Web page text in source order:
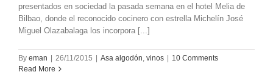
presentados en sociedad la pasada semana en el hotel Melia de
Bilbao, donde el reconocido cocinero con estrella Michelín José
Miguel Olazabalaga los incorpora [...]
By eman 26/11/2015 Asa algodón, vinos
10 Comments
Read More